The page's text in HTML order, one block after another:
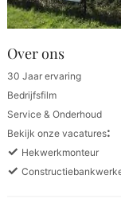
Over ons
30 Jaar ervaring
Bedrijfsfilm
Service & Onderhoud
Bekijk onze vacatures:
✓ Hekwerkmonteur
✓